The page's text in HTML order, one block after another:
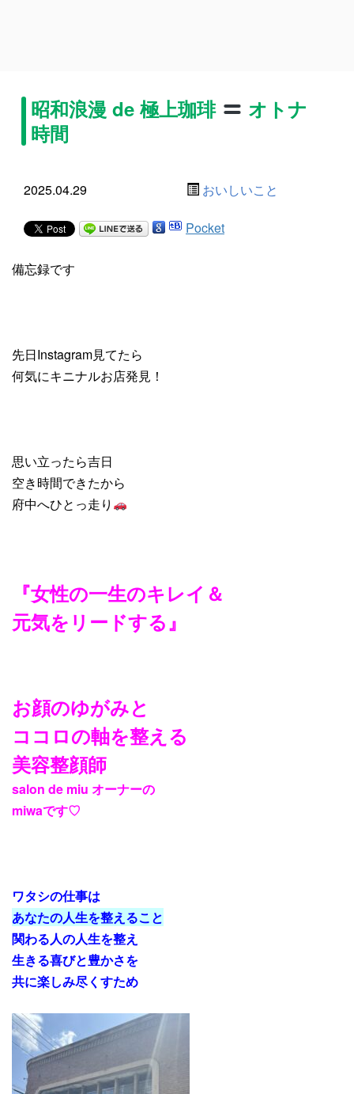
昭和浪漫 de 極上珈琲
オトナ
時間
2025.04.29 おいしいこと
Pocket
備忘録です
先日Instagram見てたら
何気にキニナルお店発見！
思い立ったら吉日
空き時間できたから
府中へひとっ走り
『女性の一生のキレイ＆
元気をリードする』
お顔のゆがみと
ココロの軸を整える
美容整顔師
salon de miu オーナーの
miwaです♡
ワタシの仕事は
あなたの人生を整えること
関わる人の人生を整え
生きる喜びと豊かさを
共に楽しみ尽くすため